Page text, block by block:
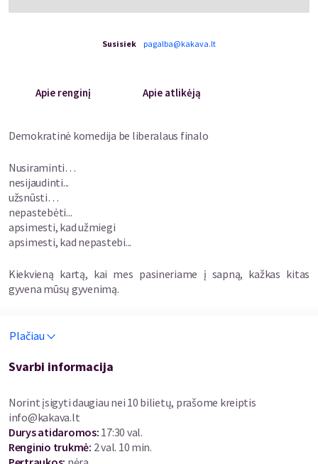
Susisiek pagalba@kakava.lt
Apie renginį Apie atlikėją
Demokratinė komedija be liberalaus finalo
Nusiraminti…
nesijaudinti...
užsnūsti…
nepastebėti...
apsimesti, kad užmiegi
apsimesti, kad nepastebi...
Kiekvieną kartą, kai mes pasineriame į sapną, kažkas kitas
gyvena mūsų gyvenimą.
tai, kaip valdžia gadina žmogų. Mūsų „Revizorius” - apie tai, kas
Laisvė, saugumas, demokratija…Ar tikrai sugebame atskirti šias
sąvokas?
Juk mes, medijų kasdien maitinami skandalais apie išaiškintas
korupcines schemas, esame neabejotinai įsitikinę, kad
Plačiau
Svarbi informacija
Norint įsigyti daugiau nei 10 bilietų, prašome kreiptis
info@kakava.lt
Durys atidaromos: 17:30 val.
Renginio trukmė: 2 val. 10 min.